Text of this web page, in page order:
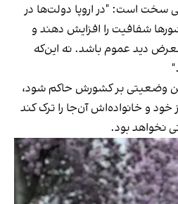
است: "در اروپا دولت‌ها در
شفافیت را افزایش دهند و
دید عموم باشد. نه این‌که
وضعیتی بر کشورش حاکم شود،
و خانواده‌اش آن‌جا را ترک کند
نخواهد بود.